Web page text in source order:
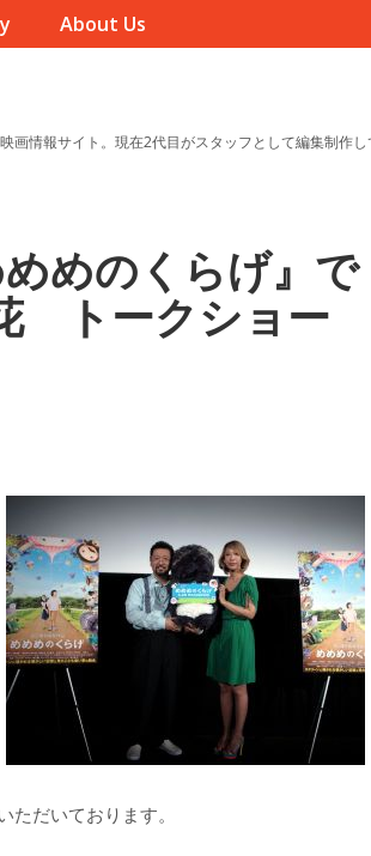
About Us
情報サイト。現在2代目がスタッフとして編集制作し
めのくらげ』で
トークショー
だいております。